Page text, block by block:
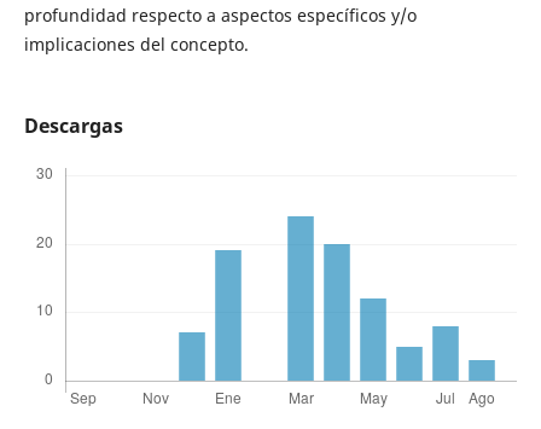
profundidad respecto a aspectos específicos y/o
implicaciones del concepto.
Descargas